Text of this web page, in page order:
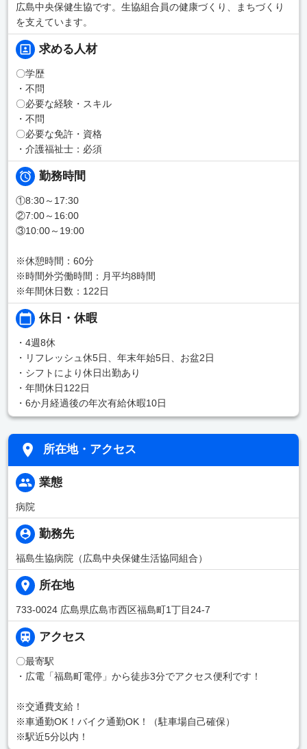
広島中央保健生協です。生協組合員の健康づくり、まちづくり
を支えています。
求める人材
〇学歴
・不問
〇必要な経験・スキル
・不問
〇必要な免許・資格
・介護福祉士：必須
勤務時間
①8:30～17:30
②7:00～16:00
③10:00～19:00
※休憩時間：60分
※時間外労働時間：月平均8時間
※年間休日数：122日
休日・休暇
・4週8休
・リフレッシュ休5日、年末年始5日、お盆2日
・シフトにより休日出勤あり
・年間休日122日
・6か月経過後の年次有給休暇10日
所在地・アクセス
業態
病院
勤務先
福島生協病院（広島中央保健生活協同組合）
所在地
733-0024 広島県広島市西区福島町1丁目24-7
アクセス
〇最寄駅
・広電「福島町電停」から徒歩3分でアクセス便利です！
※交通費支給！
※車通勤OK！バイク通勤OK！（駐車場自己確保）
※駅近5分以内！